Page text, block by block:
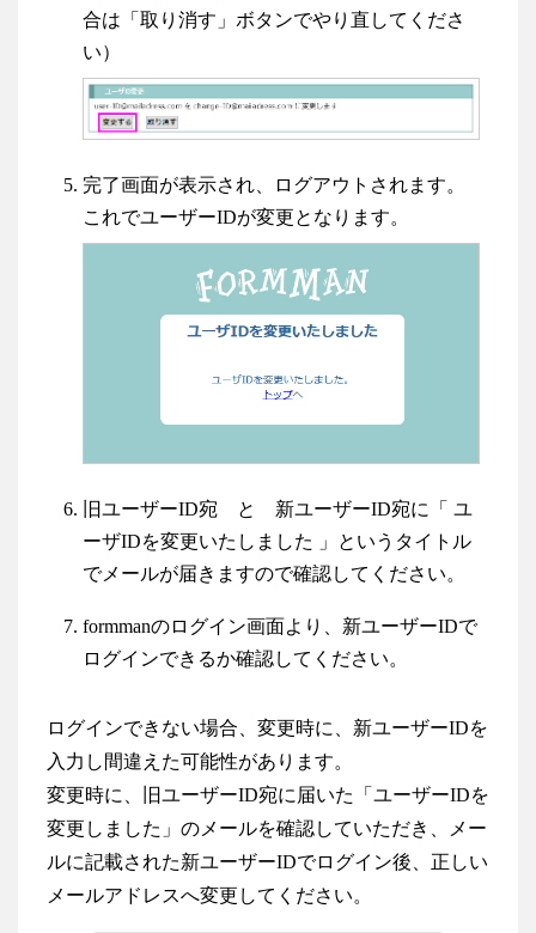
合は「取り消す」ボタンでやり直してくださ
い）
完了画面が表示され、ログアウトされます。
これでユーザーIDが変更となります。
旧ユーザーID宛 と 新ユーザーID宛に「 ユ
ーザIDを変更いたしました 」というタイトル
でメールが届きますので確認してください。
formmanのログイン画面より、新ユーザーIDで
ログインできるか確認してください。
ログインできない場合、変更時に、新ユーザーIDを
入力し間違えた可能性があります。
変更時に、旧ユーザーID宛に届いた「ユーザーIDを
変更しました」のメールを確認していただき、メー
ルに記載された新ユーザーIDでログイン後、正しい
メールアドレスへ変更してください。